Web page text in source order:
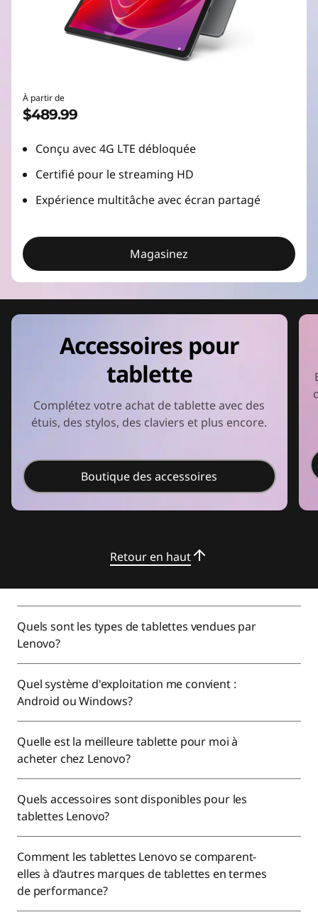
À partir de
$489.99
Conçu avec 4G LTE débloquée
Certifié pour le streaming HD
Expérience multitâche avec écran partagé
Magasinez
Accessoires pour
tablette
Complétez votre achat de tablette avec des
étuis, des stylos, des claviers et plus encore.
Boutique des accessoires
Retour en haut
Quels sont les types de tablettes vendues par
Lenovo?
Quel système d'exploitation me convient :
Android ou Windows?
Quelle est la meilleure tablette pour moi à
acheter chez Lenovo?
Quels accessoires sont disponibles pour les
tablettes Lenovo?
Comment les tablettes Lenovo se comparent-
elles à d‘autres marques de tablettes en termes
de performance?